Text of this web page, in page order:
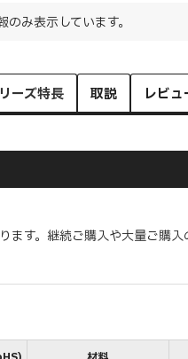
み表示しています。
ーズ特長 取説 レビ
す。継続ご購入や大量ご購入